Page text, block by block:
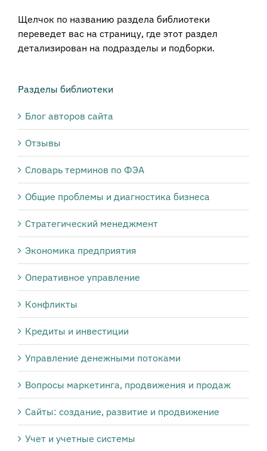
Щелчок по названию раздела библиотеки
переведет вас на страницу, где этот раздел
детализирован на подразделы и подборки.
Разделы библиотеки
Блог авторов сайта
Отзывы
Словарь терминов по ФЭА
Общие проблемы и диагностика бизнеса
Стратегический менеджмент
Экономика предприятия
Оперативное управление
Конфликты
Кредиты и инвестиции
Управление денежными потоками
Вопросы маркетинга, продвижения и продаж
Сайты: создание, развитие и продвижение
Учет и учетные системы